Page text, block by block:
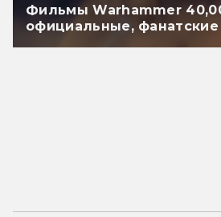
Фильмы Warhammer
официальные,